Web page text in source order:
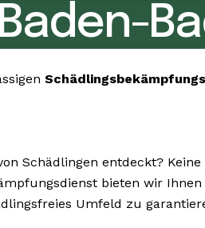
Schädlingen entdeckt?
bieten wir
Umfeld zu